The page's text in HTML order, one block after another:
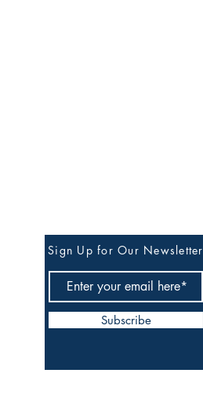
Sign Up for Our Newsletter
Subscribe